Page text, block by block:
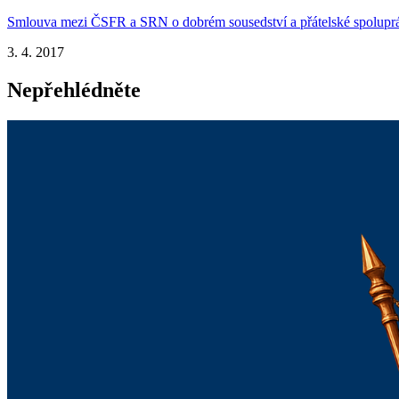
Smlouva mezi ČSFR a SRN o dobrém sousedství a přátelské
3. 4. 2017
Nepřehlédněte